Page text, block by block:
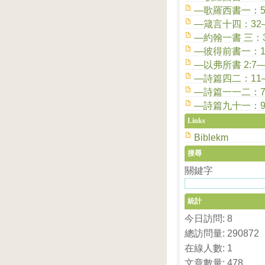
—歌羅西書一
—箴言十四：
—約翰一書 三
—彼得前書一：
—以弗所書
—詩篇四二：
—詩篇一一二
—詩篇九十一：
Links
Biblekm
搜尋
關鍵字
統計
今日訪問: 8
總訪問量: 290872
在線人數: 1
文章數量: 478